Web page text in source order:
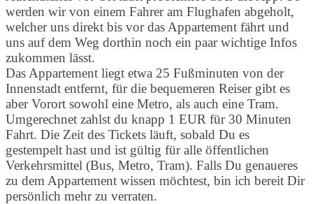
werden wir von einem Fahrer am Flughafen abgeholt,
welcher uns direkt bis vor das Appartement fährt und
uns auf dem Weg dorthin noch ein paar wichtige Infos
zukommen lässt.
Das Appartement liegt etwa 25 Fußminuten von der
Innenstadt entfernt, für die bequemeren Reiser gibt es
aber Vorort sowohl eine Metro, als auch eine Tram.
Umgerechnet zahlst du knapp 1 EUR für 30 Minuten
Fahrt. Die Zeit des Tickets läuft, sobald Du es
gestempelt hast und ist gültig für alle öffentlichen
Verkehrsmittel (Bus, Metro, Tram). Falls Du genaueres
zu dem Appartement wissen möchtest, bin ich bereit Dir
persönlich mehr zu verraten.